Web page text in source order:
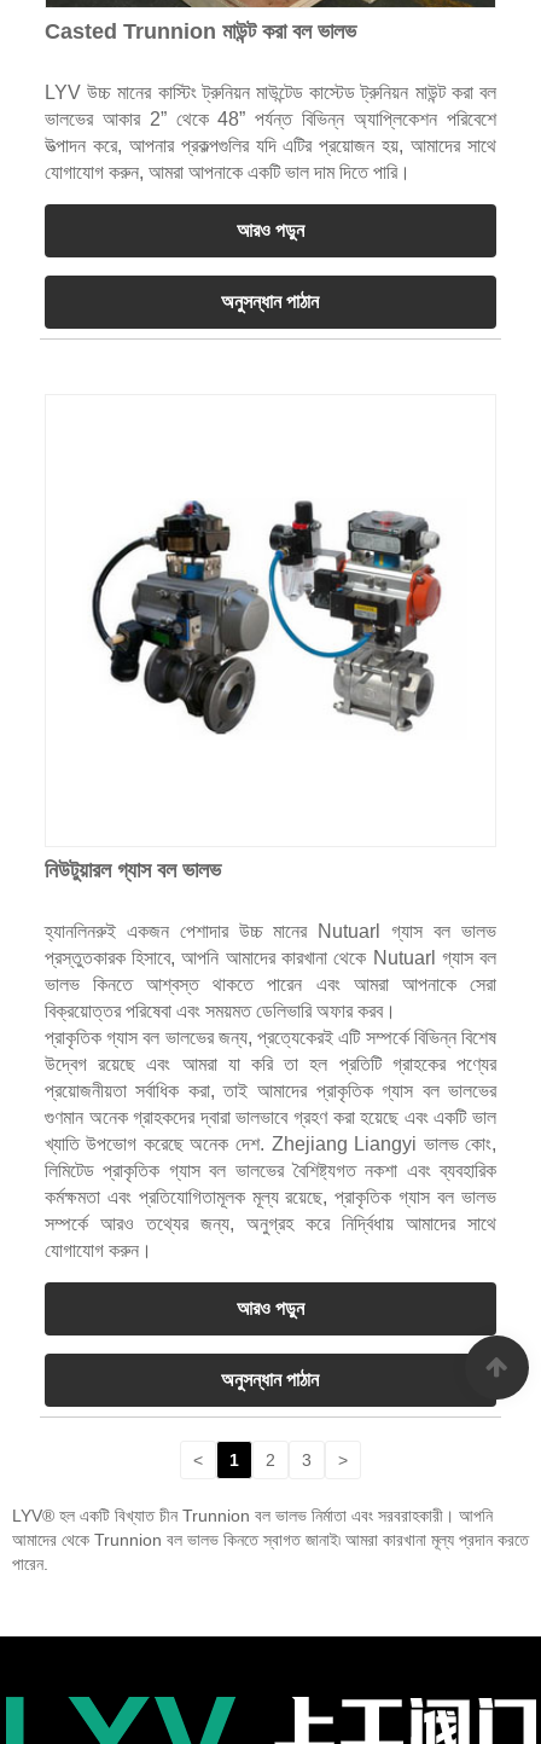
Casted Trunnion মাউন্ট করা বল ভালভ
LYV উচ্চ মানের কাস্টিং ট্রুনিয়ন মাউন্টেড কাস্টেড ট্রুনিয়ন মাউন্ট করা বল
ভালভের আকার 2” থেকে 48” পর্যন্ত বিভিন্ন অ্যাপ্লিকেশন পরিবেশে
উত্পাদন করে, আপনার প্রকল্পগুলির যদি এটির প্রয়োজন হয়, আমাদের সাথে
যোগাযোগ করুন, আমরা আপনাকে একটি ভাল দাম দিতে পারি।
আরও পড়ুন
অনুসন্ধান পাঠান
নিউটুয়ারল গ্যাস বল ভালভ
হ্যানলিনরুই একজন পেশাদার উচ্চ মানের Nutuarl গ্যাস বল ভালভ
প্রস্তুতকারক হিসাবে, আপনি আমাদের কারখানা থেকে Nutuarl গ্যাস বল
ভালভ কিনতে আশ্বস্ত থাকতে পারেন এবং আমরা আপনাকে সেরা
বিক্রয়োত্তর পরিষেবা এবং সময়মত ডেলিভারি অফার করব।
প্রাকৃতিক গ্যাস বল ভালভের জন্য, প্রত্যেকেরই এটি সম্পর্কে বিভিন্ন বিশেষ
উদ্বেগ রয়েছে এবং আমরা যা করি তা হল প্রতিটি গ্রাহকের পণ্যের
প্রয়োজনীয়তা সর্বাধিক করা, তাই আমাদের প্রাকৃতিক গ্যাস বল ভালভের
গুণমান অনেক গ্রাহকদের দ্বারা ভালভাবে গ্রহণ করা হয়েছে এবং একটি ভাল
খ্যাতি উপভোগ করেছে অনেক দেশ. Zhejiang Liangyi ভালভ কোং,
লিমিটেড প্রাকৃতিক গ্যাস বল ভালভের বৈশিষ্ট্যগত নকশা এবং ব্যবহারিক
কর্মক্ষমতা এবং প্রতিযোগিতামূলক মূল্য রয়েছে, প্রাকৃতিক গ্যাস বল ভালভ
সম্পর্কে আরও তথ্যের জন্য, অনুগ্রহ করে নির্দ্বিধায় আমাদের সাথে
যোগাযোগ করুন।
আরও পড়ুন
অনুসন্ধান পাঠান
< 1 2 3 >
LYV® হল একটি বিখ্যাত চীন Trunnion বল ভালভ নির্মাতা এবং সরবরাহকারী। আপনি
আমাদের থেকে Trunnion বল ভালভ কিনতে স্বাগত জানাই৷ আমরা কারখানা মূল্য প্রদান করতে
পারেন.